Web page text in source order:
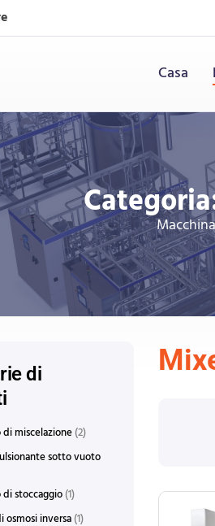
Casa
di
miscelazione 2
sotto vuoto
stoccaggio 1
osmosi inversa 1